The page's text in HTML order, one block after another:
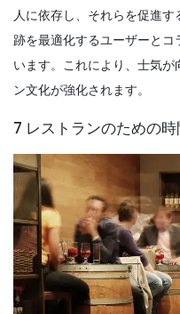
人に依存し、それらを促進す
跡を最適化するユーザーと
います。これにより、士気
ン文化が強化されます。
7 レストランのための